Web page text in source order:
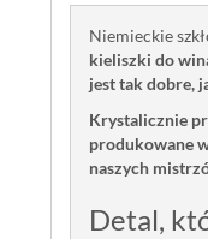
Niemieckie
kieliszki do
jest tak dobre,
Krystalicznie
produkowane
naszych
Detal,